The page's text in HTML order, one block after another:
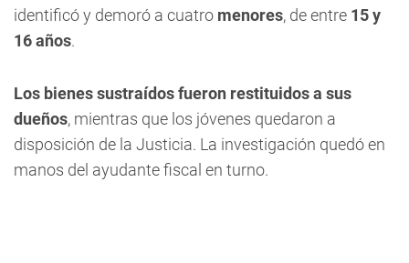
identificó y demoró a cuatro menores, de entre 15 y
16 años.
Los bienes sustraídos fueron restituidos a sus
dueños, mientras que los jóvenes quedaron a
disposición de la Justicia. La investigación quedó en
manos del ayudante fiscal en turno.